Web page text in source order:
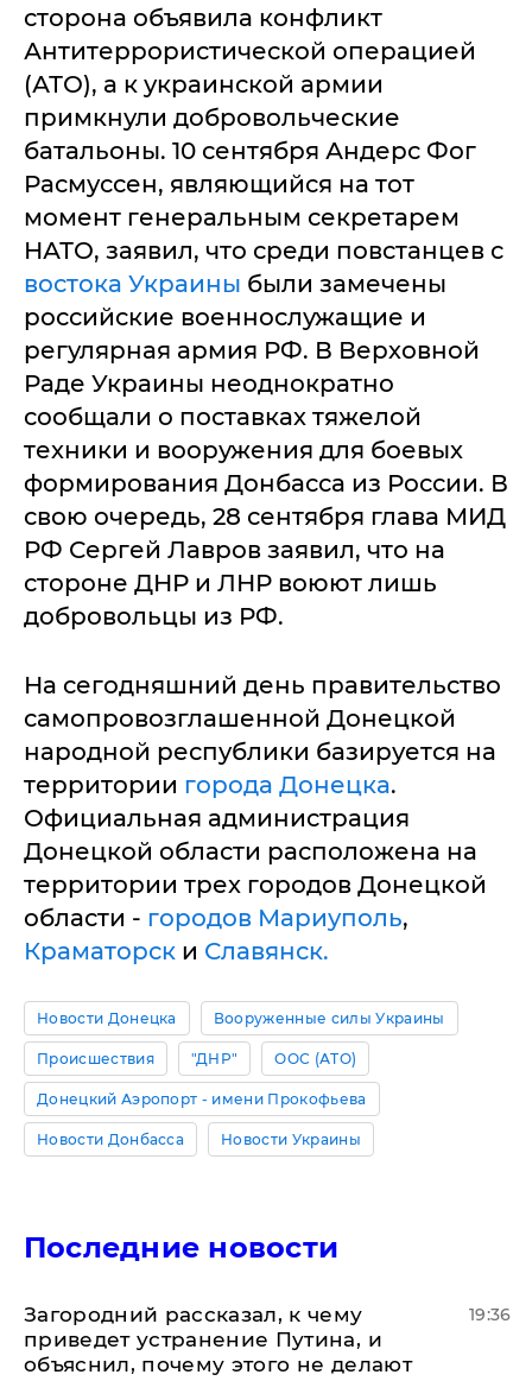
сторона объявила конфликт
Антитеррористической операцией
(АТО), а к украинской армии
примкнули добровольческие
батальоны. 10 сентября Андерс Фог
Расмуссен, являющийся на тот
момент генеральным секретарем
НАТО, заявил, что среди повстанцев с
востока Украины были замечены
российские военнослужащие и
регулярная армия РФ. В Верховной
Раде Украины неоднократно
сообщали о поставках тяжелой
техники и вооружения для боевых
формирования Донбасса из России. В
свою очередь, 28 сентября глава МИД
РФ Сергей Лавров заявил, что на
стороне ДНР и ЛНР воюют лишь
добровольцы из РФ.
На сегодняшний день правительство
самопровозглашенной Донецкой
народной республики базируется на
территории города Донецка.
Официальная администрация
Донецкой области расположена на
территории трех городов Донецкой
области - городов Мариуполь,
Краматорск и Славянск.
Новости Донецка Вооруженные силы Украины
Происшествия "ДНР" ООС (АТО)
Донецкий Аэропорт - имени Прокофьева
Новости Донбасса Новости Украины
Последние новости
Загородний рассказал, к чему
приведет устранение Путина, и
объяснил, почему этого не делают
19:36